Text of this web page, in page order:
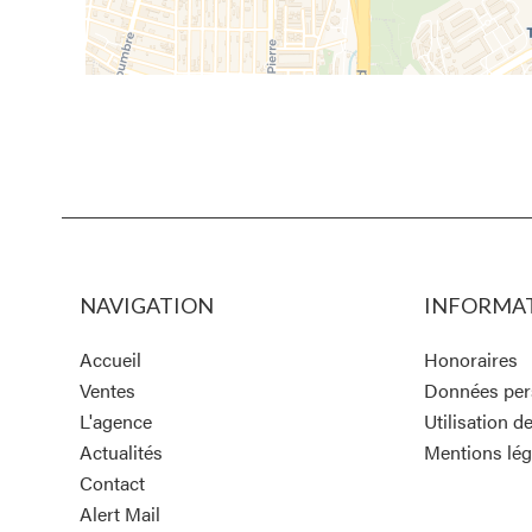
NAVIGATION
Accueil
Ventes
L'agence
Actualités
Contact
Alert Mail
Honoraires
Données
Utilisation
Mentions